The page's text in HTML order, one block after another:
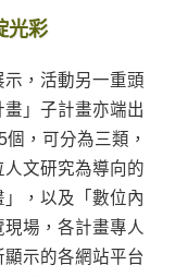
光彩
，活動另一重頭
」子計畫亦端出
，可分為三類，
文研究為導向的
，以及「數位內
場，各計畫專人
示的各網站平台